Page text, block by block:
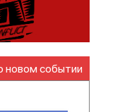
новом событии